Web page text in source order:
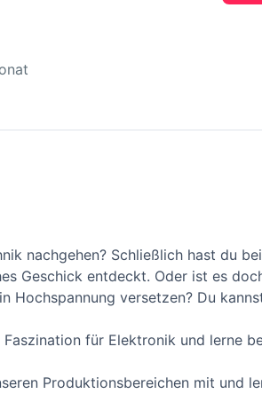
:
nachgehen? Schließlich hast du
Geschick entdeckt. Oder ist es
Hochspannung versetzen? Du
für Elektronik und lerne
Produktionsbereichen mit und